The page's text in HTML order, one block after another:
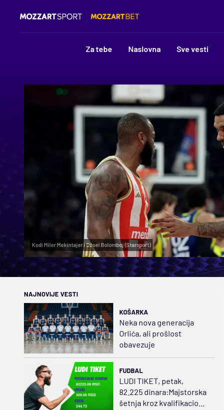
Za tebe Naslovna Sve vesti
Kodi Miler Mekintajer i Džoel Bolomboj (Starsport)
NAJNOVIJE VESTI
KOŠARKA
Neka nova generacija
Orlića, ali prošlost
obavezuje
FUDBAL
LUDI TIKET, petak,
82.225 dinara:Majstorska
šetnja kroz kvalifikacione